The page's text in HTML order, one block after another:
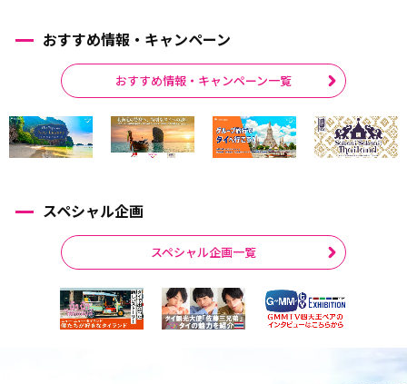
おすすめ情報・キャンペーン
おすすめ情報・キャンペーン一覧
スペシャル企画
スペシャル企画一覧